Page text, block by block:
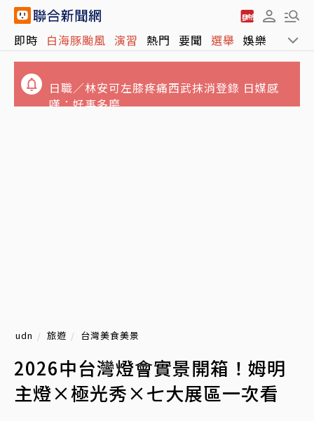
即時 白海豚颱風 演習 熱門 要聞 選舉 娛樂 運動
嘆：好事多磨
udn 旅遊 台灣美食美景
2026中台灣燈會實景開箱！姆明
主燈×極光秀×七大展區一次看